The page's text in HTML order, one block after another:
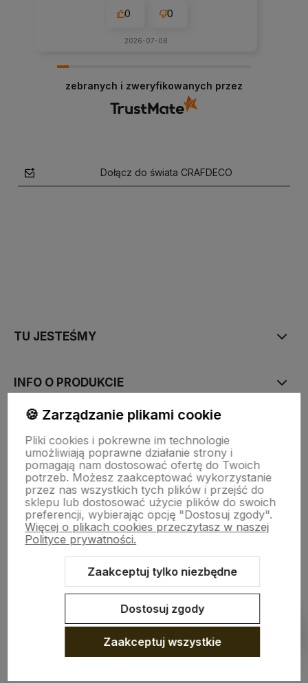
0 0
2026-07-08
zebranych i zweryfikowanych przez
Dołącz do świata CRAFDECO
TU JESTEŚMY
INFO O PRODUKCIE
CRAFDECO PRO
Sklep internetowy Shoper Premium
Szablon Shoper Modern 3.0™
🍪 Zarządzanie plikami cookie
Pliki cookies i pokrewne im technologie
umożliwiają poprawne działanie strony i
pomagają nam dostosować ofertę do Twoich
potrzeb. Możesz zaakceptować wykorzystanie
przez nas wszystkich tych plików i przejść do
sklepu lub dostosować użycie plików do swoich
preferencji, wybierając opcję "Dostosuj zgody".
Więcej o plikach cookies przeczytasz w naszej
Polityce prywatności.
Zaakceptuj tylko niezbędne
Dostosuj zgody
Zaakceptuj wszystkie